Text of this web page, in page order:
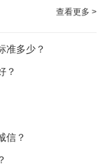
查看更多 >
准多少？
？
信？